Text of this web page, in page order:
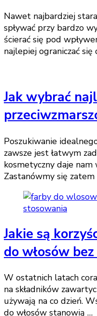
Nawet najbardziej
spływać przy bardzo
ścierać się pod
najlepiej ograniczać
Jak wybrać
Poszukiwanie
zawsze jest łatwym
kosmetyczny daje
Zastanówmy się
Jakie są
do włosów
W ostatnich latach
na składników
używają na co dzień.
do włosów stanowią …